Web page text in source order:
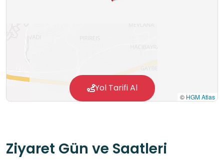
© HGM Atlas
Yol Tarifi Al
Ziyaret Gün ve Saatleri